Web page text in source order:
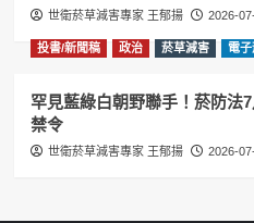
世衛菸草減害專家 王郁揚 2026-
投書/新聞稿 政治 菸草減害 電子
罕見藍綠白朝野聯手！菸防法
禁令
世衛菸草減害專家 王郁揚 2026-